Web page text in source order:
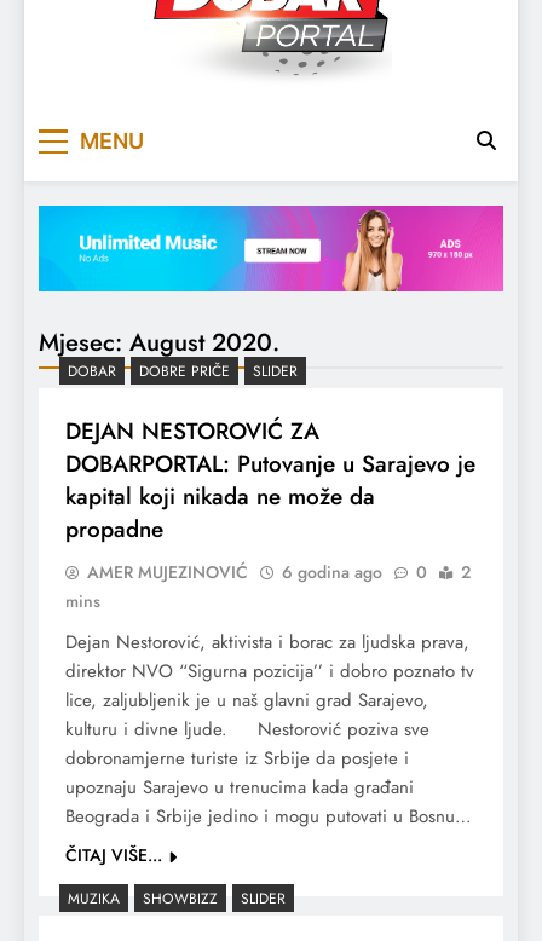
MENU
Mjesec: August 2020.
DOBAR DOBRE PRIČE SLIDER
DEJAN NESTOROVIĆ ZA
DOBARPORTAL: Putovanje u Sarajevo je
kapital koji nikada ne može da
propadne
AMER MUJEZINOVIĆ 6 godina ago 0
2
mins
Dejan Nestorović, aktivista i borac za ljudska prava,
direktor NVO “Sigurna pozicija’’ i dobro poznato tv
lice, zaljubljenik je u naš glavni grad Sarajevo,
kulturu i divne ljude. Nestorović poziva sve
dobronamjerne turiste iz Srbije da posjete i
upoznaju Sarajevo u trenucima kada građani
Beograda i Srbije jedino i mogu putovati u Bosnu…
ČITAJ VIŠE...
MUZIKA SHOWBIZZ SLIDER